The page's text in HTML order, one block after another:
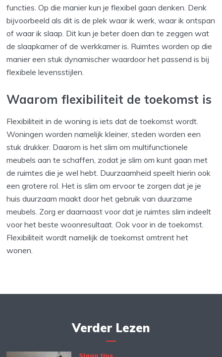
functies. Op die manier kun je flexibel gaan denken. Denk
bijvoorbeeld als dit is de plek waar ik werk, waar ik ontspan
of waar ik slaap. Dit kun je beter doen dan te zeggen wat
de slaapkamer of de werkkamer is. Ruimtes worden op die
manier een stuk dynamischer waardoor het passend is bij
flexibele levensstijlen.
Waarom flexibiliteit de toekomst is
Flexibiliteit in de woning is iets dat de toekomst wordt.
Woningen worden namelijk kleiner, steden worden een
stuk drukker. Daarom is het slim om multifunctionele
meubels aan te schaffen, zodat je slim om kunt gaan met
de ruimtes die je wel hebt. Duurzaamheid speelt hierin ook
een grotere rol. Het is slim om ervoor te zorgen dat je je
huis duurzaam maakt door het gebruik van duurzame
meubels. Zorg er daarnaast voor dat je ruimtes slim indeelt
voor het beste woonresultaat. Ook voor in de toekomst.
Flexibiliteit wordt namelijk de toekomst omtrent het
wonen.
Verder Lezen
Slaap tips